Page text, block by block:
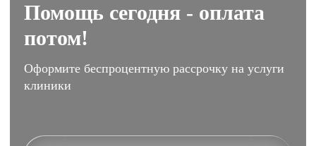
Помощь сегодня - оплата
потом!
Оформите беспроцентную рассрочку на услуги
клиники